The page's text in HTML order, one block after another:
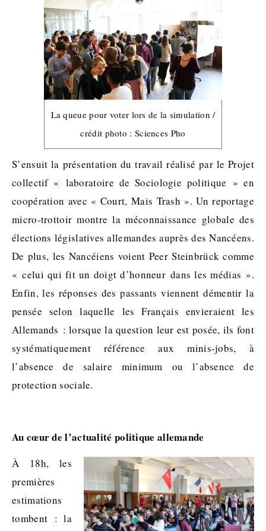
La queue pour voter lors de la simulation /
crédit photo : Sciences Pho
S’ensuit la présentation du travail réalisé par le Projet
collectif « laboratoire de Sociologie politique » en
coopération avec « Court, Mais Trash ». Un reportage
micro-trottoir montre la méconnaissance globale des
élections législatives allemandes auprès des Nancéens.
De plus, les Nancéiens voient Peer Steinbrück comme
« celui qui fit un doigt d’honneur dans les médias ».
Enfin, les réponses des passants viennent démentir la
pensée selon laquelle les Français envieraient les
Allemands : lorsque la question leur est posée, ils font
systématiquement référence aux minis-jobs, à
l’absence de salaire minimum ou l’absence de
protection sociale.
Au cœur de l’actualité politique allemande
À 18h, les
premières
estimations
tombent : la